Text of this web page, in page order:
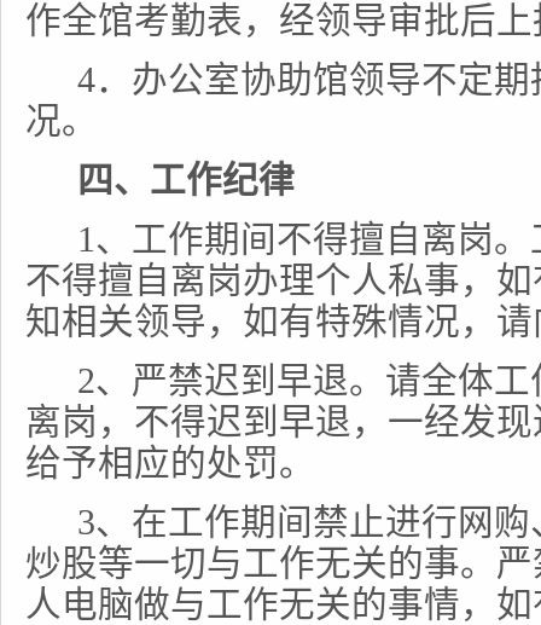
作全馆考勤表，经领导审批后
4．办公室协助馆领导不定
况。
四、工作纪律
1、工作期间不得擅自离岗
不得擅自离岗办理个人私事，
知相关领导，如有特殊情况，
2、严禁迟到早退。请全体
离岗，不得迟到早退，一经发
给予相应的处罚。
3、在工作期间禁止进行网
炒股等一切与工作无关的事。
人电脑做与工作无关的事情，